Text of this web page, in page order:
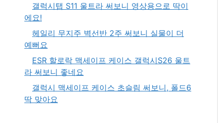
갤럭시탭 S11 울트라 써보니 영상용으로 딱이
에요!
헤일리 무지주 벽선반 2주 써보니 실물이 더
예뻐요
ESR 할로락 맥세이프 케이스 갤럭시S26 울트
라 써보니 좋네요
갤럭시 맥세이프 케이스 초슬림 써보니, 폴드6
딱 맞아요